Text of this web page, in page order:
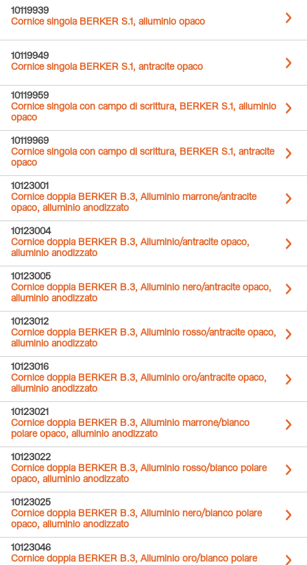
10119939
Cornice singola BERKER S.1, alluminio opaco
10119949
Cornice singola BERKER S.1, antracite opaco
10119959
Cornice singola con campo di scrittura, BERKER S.1, alluminio
opaco
10119969
Cornice singola con campo di scrittura, BERKER S.1, antracite
opaco
10123001
Cornice doppia BERKER B.3, Alluminio marrone/antracite
opaco, alluminio anodizzato
10123004
Cornice doppia BERKER B.3, Alluminio/antracite opaco,
alluminio anodizzato
10123005
Cornice doppia BERKER B.3, Alluminio nero/antracite opaco,
alluminio anodizzato
10123012
Cornice doppia BERKER B.3, Alluminio rosso/antracite opaco,
alluminio anodizzato
10123016
Cornice doppia BERKER B.3, Alluminio oro/antracite opaco,
alluminio anodizzato
10123021
Cornice doppia BERKER B.3, Alluminio marrone/bianco
polare opaco, alluminio anodizzato
10123022
Cornice doppia BERKER B.3, Alluminio rosso/bianco polare
opaco, alluminio anodizzato
10123025
Cornice doppia BERKER B.3, Alluminio nero/bianco polare
opaco, alluminio anodizzato
10123046
Cornice doppia BERKER B.3, Alluminio oro/bianco polare